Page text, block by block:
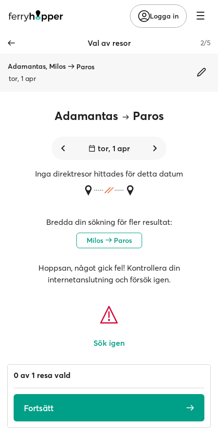
Logga in
Val av resor 2/5
Adamantas, Milos
Paros
tor, 1 apr
Adamantas Paros
tor, 1 apr
Inga direktresor hittades för detta datum
Bredda din sökning för fler resultat:
Milos Paros
Hoppsan, något gick fel! Kontrollera din
internetanslutning och försök igen.
Sök igen
0 av 1 resa vald
Fortsätt